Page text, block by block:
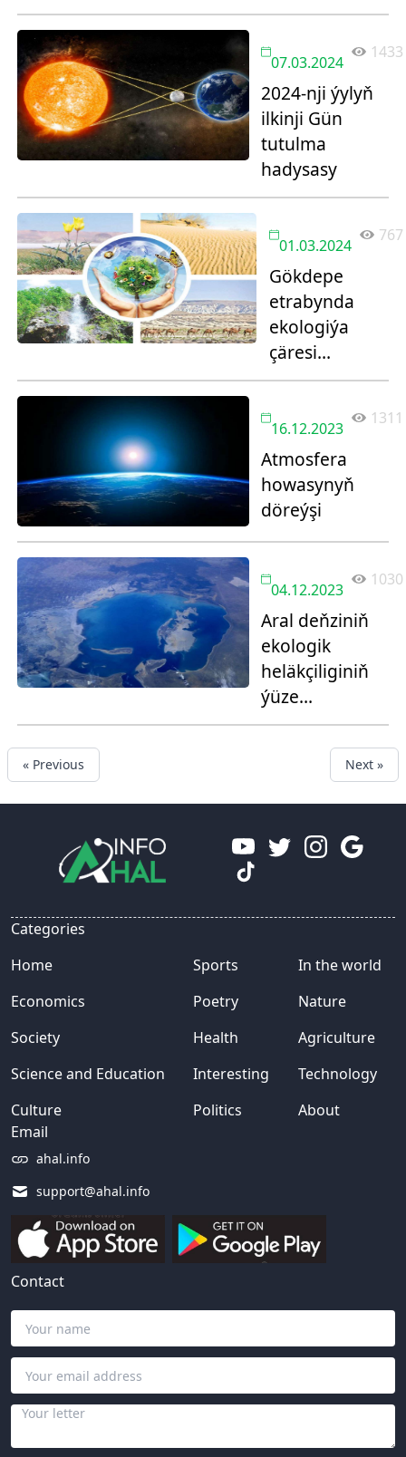
07.03.2024
1433
2024-nji ýylyň
ilkinji Gün
tutulma
hadysasy
01.03.2024
767
Gökdepe
etrabynda
ekologiýa
çäresi
geçiriler
16.12.2023
1311
Atmosfera
howasynyň
döreýşi
04.12.2023
1030
Aral deňziniň
ekologik
heläkçiliginiň
ýüze
çykmagynyň
sebäpleri
« Previous Next »
Email
ahal.info
support@ahal.info
Categories
Home
Economics
Society
Science and Education
Culture
Sports
Poetry
Health
Interesting
Politics
In the world
Nature
Agriculture
Technology
About
Contact